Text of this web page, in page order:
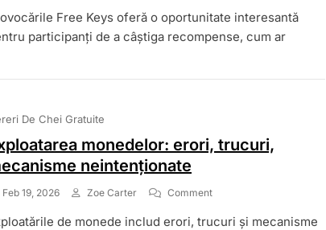
Cu
Chei
Sarcinilor,
Beneficiilor
Free Keys oferă o oportunitate interesantă
participanți de a câștiga recompense, cum ar
De Chei Gratuite
monedelor: erori, trucuri,
neintenționate
Feb 19, 2026 Zoe Carter CommentOn
Monedelor:
de monede includ erori, trucuri și mecanisme